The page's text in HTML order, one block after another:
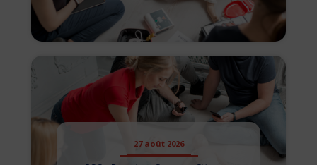
27 août 2026